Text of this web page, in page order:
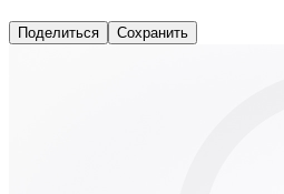
Поделиться Сохранить